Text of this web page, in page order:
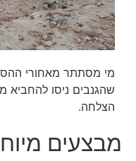
מי מסתתר מאחורי
שהגנבים ניסו להחביא
הצלחה.
מבצעים